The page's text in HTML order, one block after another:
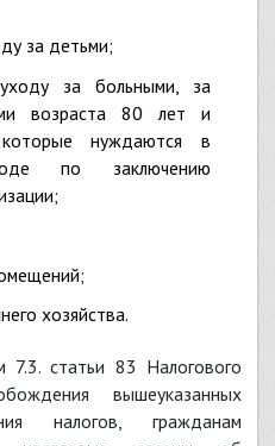
за детьми;
возраста 80 лет и
нуждаются в
по заключению
хозяйства.
7.3. статьи 83 Налогового
вышеуказанных
налогов, гражданам